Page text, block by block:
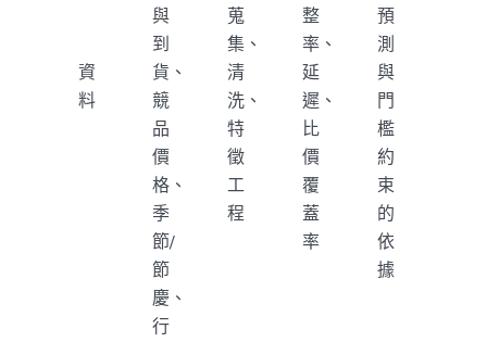
資
料
與
到
貨、
競
品
價
格、
季
節/
節
慶、
行
蒐
集、
清
洗、
特
徵
工
程
整
率、
延
遲、
比
價
覆
蓋
率
預
測
與
門
檻
約
束
的
依
據